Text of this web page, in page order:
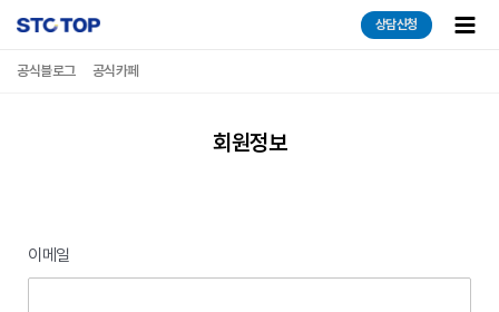
건너뛰기
상담신청
Main
공식블로그 공식카페
회원정보
이메일